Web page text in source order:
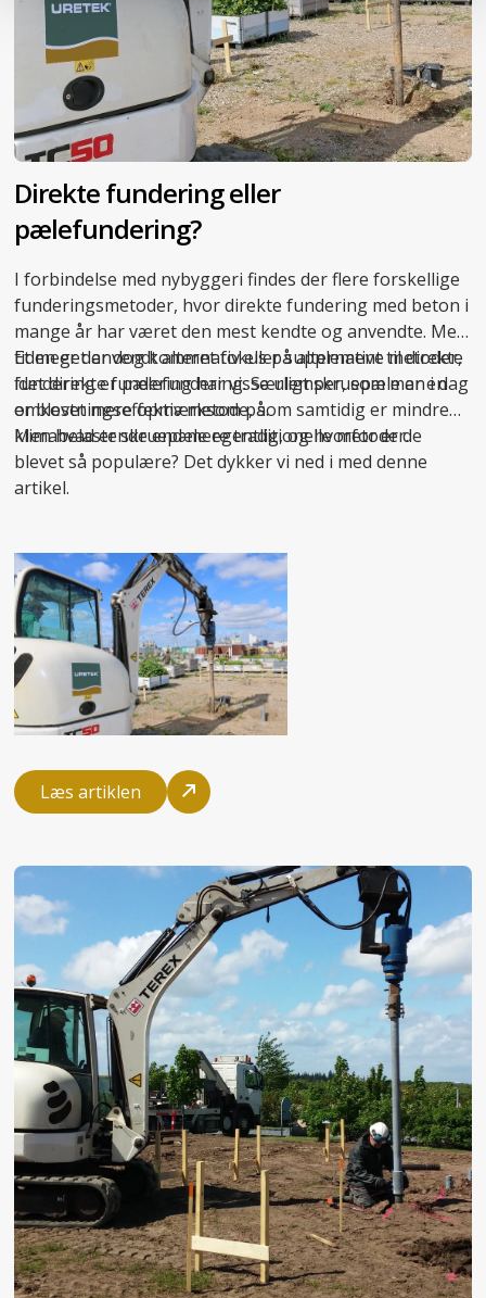
Direkte fundering eller
pælefundering?
I forbindelse med nybyggeri findes der flere forskellige
funderingsmetoder, hvor direkte fundering med beton i
mange år har været den mest kendte og anvendte. Med
tiden er der dog kommet fokus på alternative metoder,
idet direkte fundering har visse ulemper, som man i dag
er blevet mere opmærksom på.
Et meget anvendt alternativ eller supplement til direkte
fundering er pælefundering. Særligt skruepæle er en
omkostningseffektiv metode, som samtidig er mindre
klimabelastende end mere traditionelle metoder.
Men hvad er skruepæle egentlig, og hvorfor er de
blevet så populære? Det dykker vi ned i med denne
artikel.
Læs artiklen